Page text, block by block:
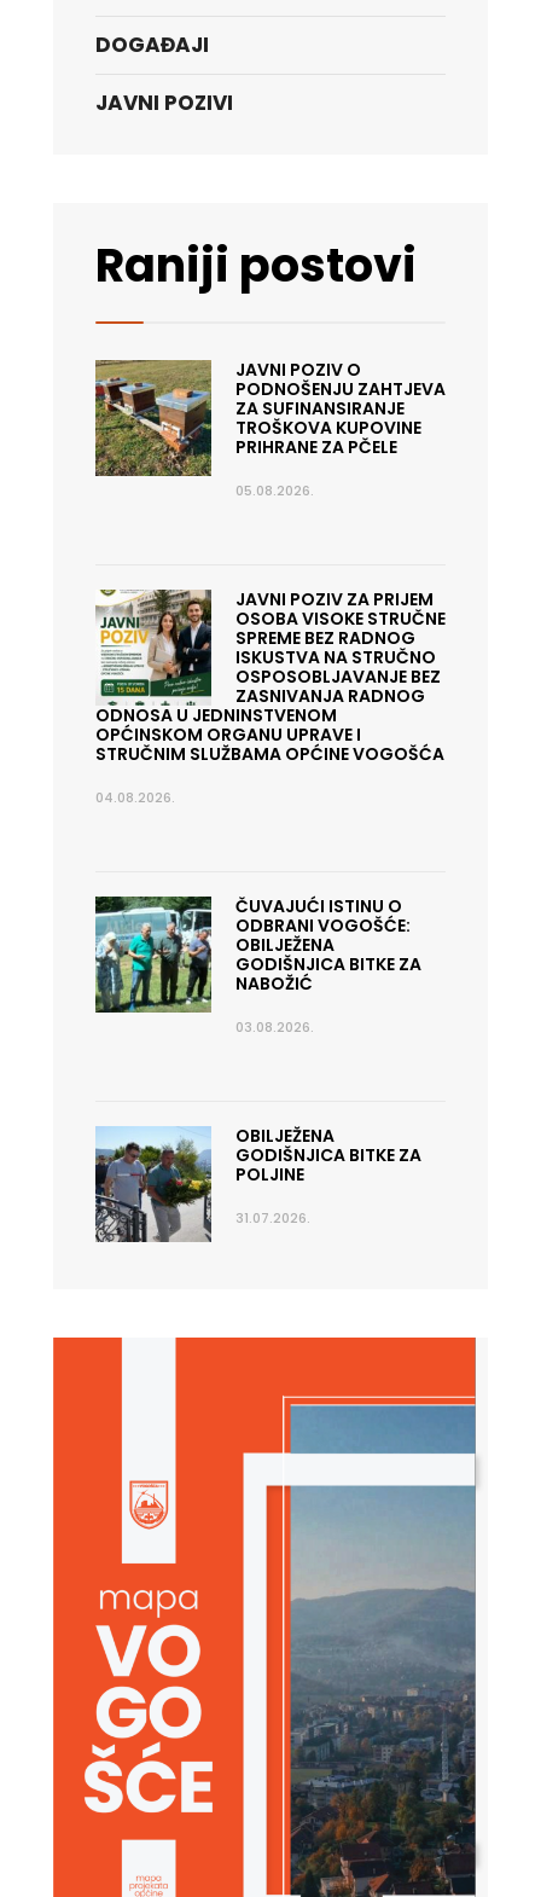
DOGAĐAJI
JAVNI POZIVI
Raniji postovi
JAVNI POZIV O
PODNOŠENJU ZAHTJEVA
ZA SUFINANSIRANJE
TROŠKOVA KUPOVINE
PRIHRANE ZA PČELE
05.08.2026.
JAVNI POZIV ZA PRIJEM
OSOBA VISOKE STRUČNE
SPREME BEZ RADNOG
ISKUSTVA NA STRUČNO
OSPOSOBLJAVANJE BEZ
ZASNIVANJA RADNOG
ODNOSA U JEDNINSTVENOM
OPĆINSKOM ORGANU UPRAVE I
STRUČNIM SLUŽBAMA OPĆINE VOGOŠĆA
04.08.2026.
ČUVAJUĆI ISTINU O
ODBRANI VOGOŠĆE:
OBILJEŽENA
GODIŠNJICA BITKE ZA
NABOŽIĆ
03.08.2026.
OBILJEŽENA
GODIŠNJICA BITKE ZA
POLJINE
31.07.2026.